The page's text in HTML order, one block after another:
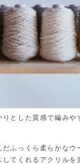
りとした質感で編み
ふっくら柔らかなウ
してくれるアクリルを